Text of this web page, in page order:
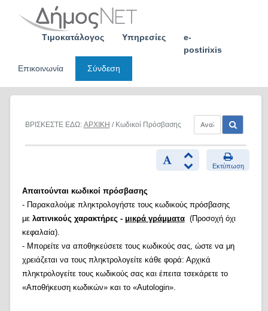
Τιμοκατάλογος Υπηρεσίες
e-
postirixis
Επικοινωνία
Σύνδεση
ΒΡΙΣΚΕΣΤΕ ΕΔΩ: ΑΡΧΙΚΗ / Κωδικοί Πρόσβασης
Εκτύπωση
Απαιτούνται κωδικοί πρόσβασης
- Παρακαλούμε πληκτρολογήστε τους κωδικούς πρόσβασης
με λατινικούς χαρακτήρες - μικρά γράμματα(Προσοχή όχι
κεφαλαία).
- Μπορείτε να αποθηκεύσετε τους κωδικούς σας, ώστε να μη
χρειάζεται να τους πληκτρολογείτε κάθε φορά: Αρχικά
πληκτρολογείτε τους κωδικούς σας και έπειτα τσεκάρετε το
«Αποθήκευση κωδικών» και το «Autologin».